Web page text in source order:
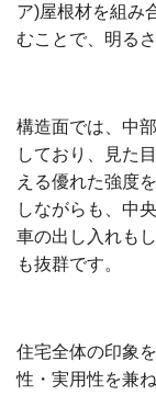
ア)屋根材を組み
むことで、明る
構造面では、中
しており、見た
える優れた強度
しながらも、中
車の出し入れも
も抜群です。
住宅全体の印象
性・実用性を兼